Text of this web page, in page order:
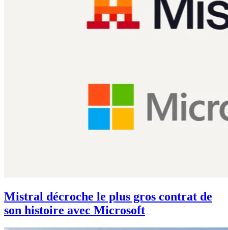
Mistral décroche le plus gros contrat de
son histoire avec Microsoft